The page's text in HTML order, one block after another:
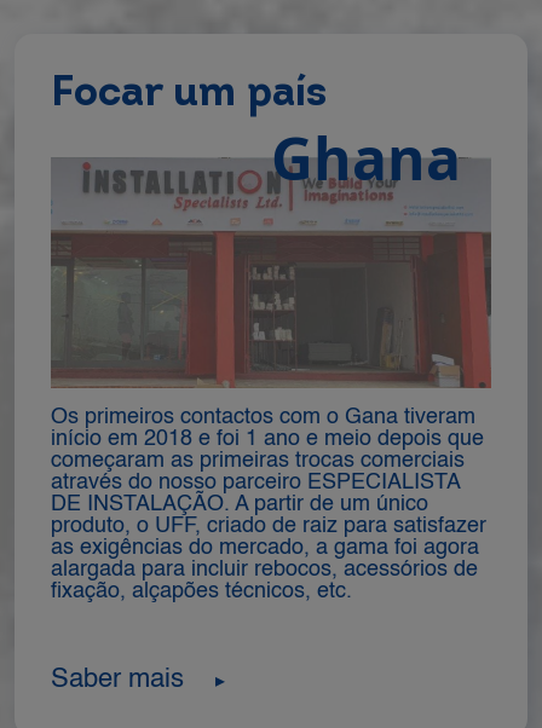
Focar um país
Ghana
Os primeiros contactos com o Gana tiveram
início em 2018 e foi 1 ano e meio depois que
começaram as primeiras trocas comerciais
através do nosso parceiro ESPECIALISTA
DE INSTALAÇÃO. A partir de um único
produto, o UFF, criado de raiz para satisfazer
as exigências do mercado, a gama foi agora
alargada para incluir rebocos, acessórios de
fixação, alçapões técnicos, etc.
Saber mais ▸